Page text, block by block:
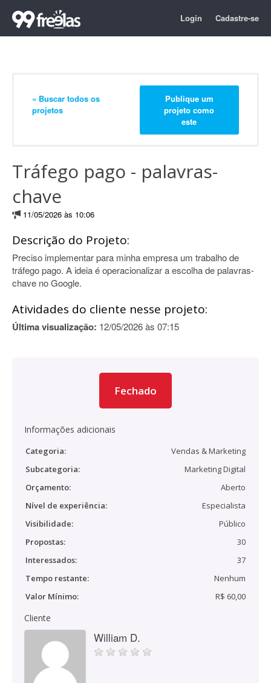
Login Cadastre-se
« Buscar todos os
projetos
Publique um
projeto como
este
Tráfego pago - palavras-
chave
11/05/2026 às 10:06
Descrição do Projeto:
Preciso implementar para minha empresa um trabalho de
tráfego pago. A ideia é operacionalizar a escolha de palavras-
chave no Google.
Atividades do cliente nesse projeto:
Última visualização: 12/05/2026 às 07:15
Fechado
Informações adicionais
Categoria:
Vendas & Marketing
Subcategoria:
Marketing Digital
Orçamento:
Aberto
Nível de experiência:
Especialista
Visibilidade:
Público
Propostas:
30
Interessados:
37
Tempo restante:
Nenhum
Valor Mínimo:
R$ 60,00
Cliente
William D.